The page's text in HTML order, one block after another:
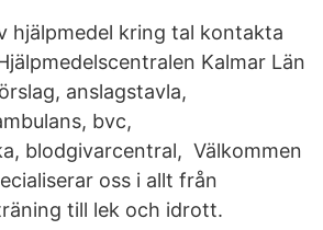
hjälpmedel kring tal kontakta
Kalmar Län
anslagstavla,
bvc,
blodgivarcentral, Välkommen
oss i allt från
till lek och idrott.